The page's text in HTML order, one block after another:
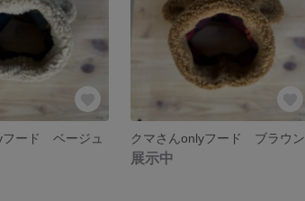
フード ベージュ クマさんonlyフード ブラウン
展示中